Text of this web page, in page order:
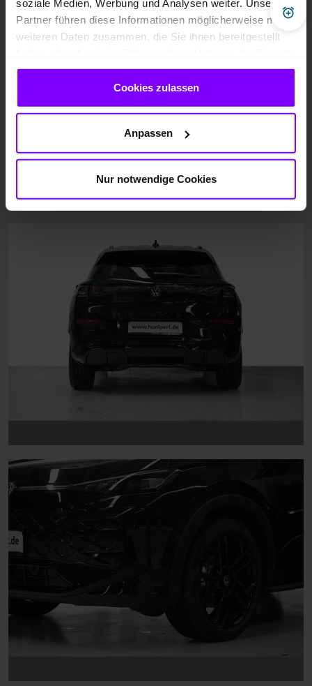
soziale Medien, Werbung und Analysen weiter. Unsere
Partner führen diese Informationen möglicherweise mit
weiteren Daten zusammen, die Sie ihnen bereitgestellt
gesammelt haben.
Cookies zulassen
Anpassen
Nur notwendige Cookies